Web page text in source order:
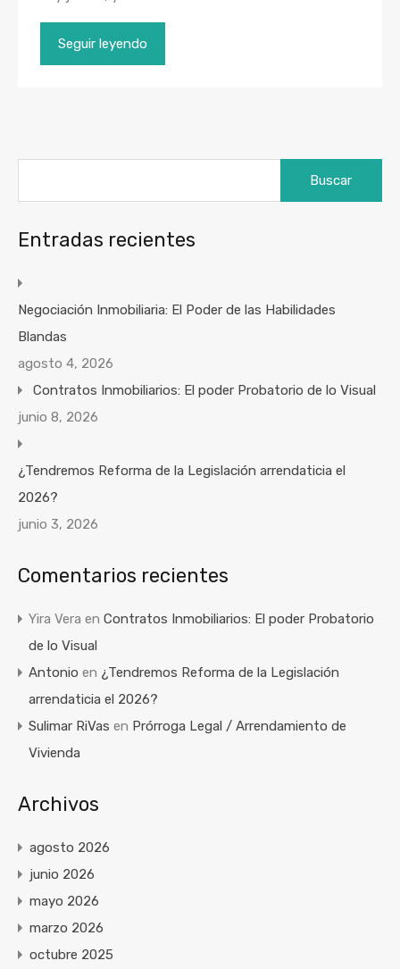
Seguir leyendo
Entradas recientes
Negociación Inmobiliaria: El Poder de las Habilidades
Blandas
agosto 4, 2026
Contratos Inmobiliarios: El poder Probatorio de lo Visual
junio 8, 2026
¿Tendremos Reforma de la Legislación arrendaticia el
2026?
junio 3, 2026
Comentarios recientes
Yira Vera en Contratos Inmobiliarios: El poder Probatorio
de lo Visual
Antonio en ¿Tendremos Reforma de la Legislación
arrendaticia el 2026?
Sulimar RiVas en Prórroga Legal / Arrendamiento de
Vivienda
Archivos
agosto 2026
junio 2026
mayo 2026
marzo 2026
octubre 2025